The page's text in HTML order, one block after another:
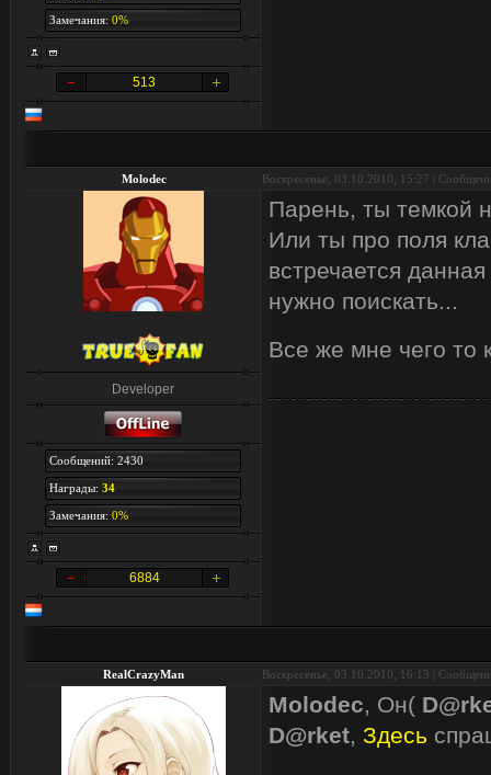
Замечания: 0%
513
Molodec Воскресенье, 03.10.2010, 15:27 |
Developer
Сообщений: 2430
Награды: 34
Замечания: 0%
6884
Парень, ты темкой
Или ты про поля
встречается
нужно поискать...
Все же мне чего то
RealCrazyMan Воскресенье, 03.10.2010, 16:13 |
Molodec, Он(
D@rket, Здесь